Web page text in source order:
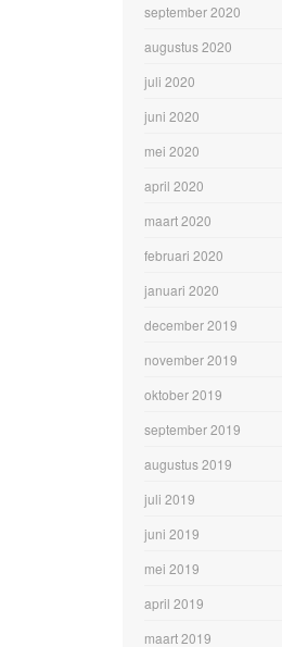
september 2020
augustus 2020
juli 2020
juni 2020
mei 2020
april 2020
maart 2020
februari 2020
januari 2020
december 2019
november 2019
oktober 2019
september 2019
augustus 2019
juli 2019
juni 2019
mei 2019
april 2019
maart 2019